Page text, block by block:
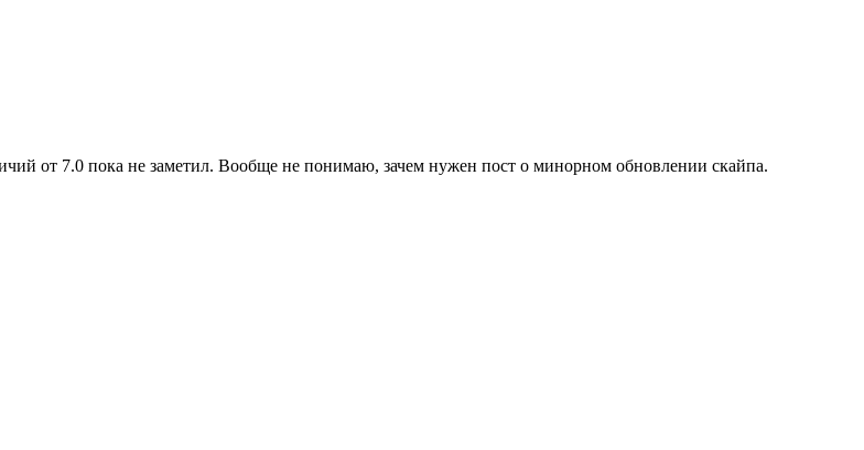
от 7.0 пока не заметил. Вообще не понимаю, зачем нужен пост о минорном обновлении скайпа.